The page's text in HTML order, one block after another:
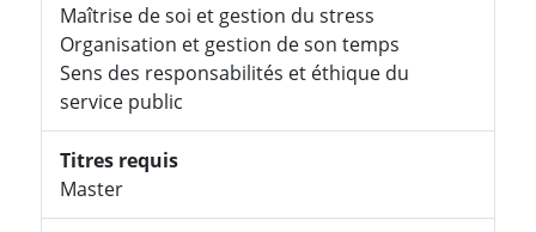
Maîtrise de soi et gestion du stress
Organisation et gestion de son temps
Sens des responsabilités et éthique du
service public
Titres requis
Master